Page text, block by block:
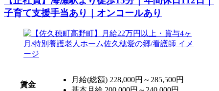
子育て支援手当あり｜オンコールあり
賃金
月給(総額) 228,000円～285,500円